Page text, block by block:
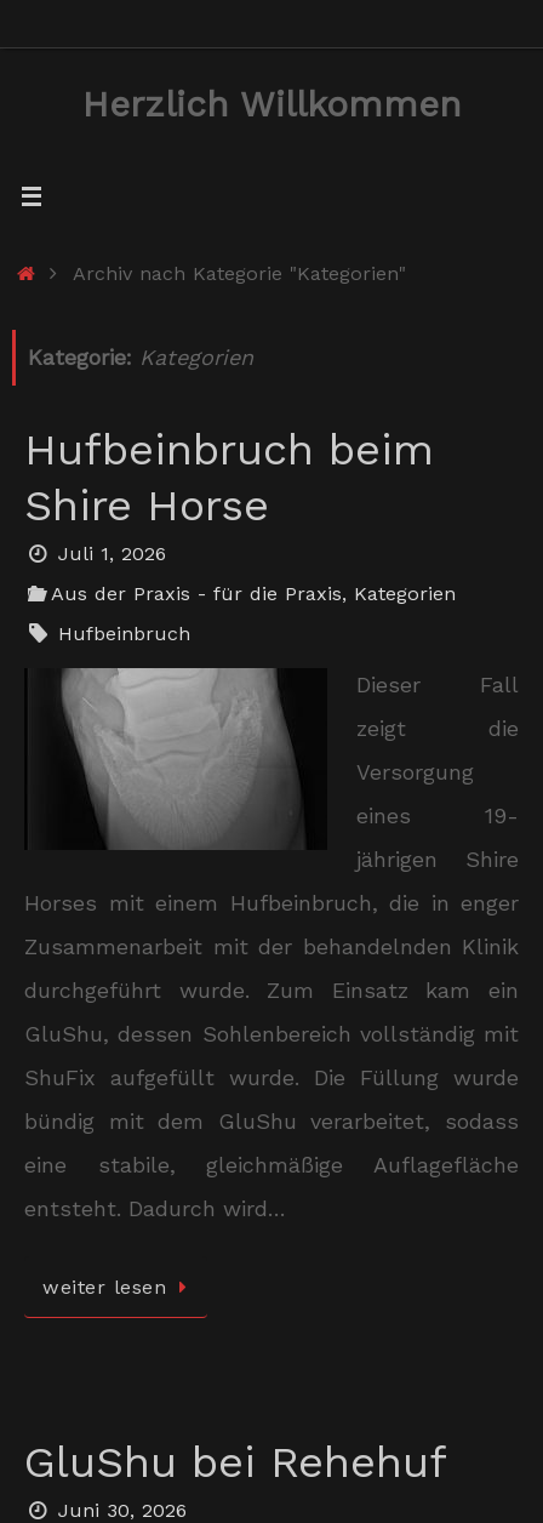
Herzlich Willkommen
StartArchiv nach Kategorie "Kategorien"
Kategorie: Kategorien
Hufbeinbruch beim
Shire Horse
Juli 1, 2026
Aus der Praxis - für die Praxis, Kategorien
Hufbeinbruch
Dieser Fall
zeigt die
Versorgung
eines 19-
jährigen Shire
Horses mit einem Hufbeinbruch, die in enger
Zusammenarbeit mit der behandelnden Klinik
durchgeführt wurde. Zum Einsatz kam ein
GluShu, dessen Sohlenbereich vollständig mit
ShuFix aufgefüllt wurde. Die Füllung wurde
bündig mit dem GluShu verarbeitet, sodass
eine stabile, gleichmäßige Auflagefläche
entsteht. Dadurch wird…
weiter lesen
GluShu bei Rehehuf
Juni 30, 2026